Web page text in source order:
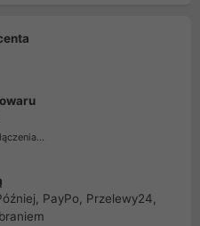
PayPo, Przelewy24,